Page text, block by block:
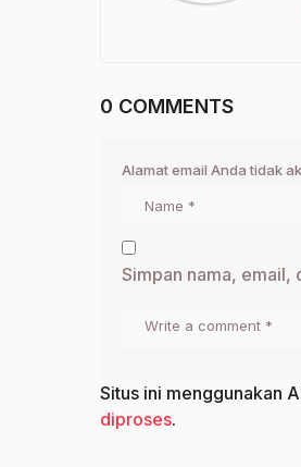
0 COMMENTS
Alamat email Anda tidak
Simpan nama, email,
Situs ini menggunakan
diproses.